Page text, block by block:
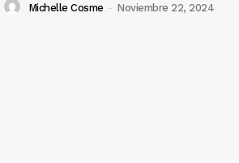
Michelle Cosme - Noviembre 22, 2024